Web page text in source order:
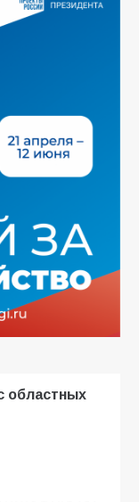
областных